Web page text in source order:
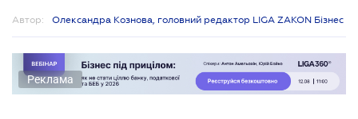
Автор: Олександра Кознова, головний редактор LIGA ZAKON Бізнес
Реклама